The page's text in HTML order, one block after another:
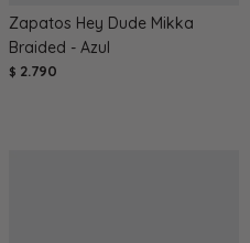
Zapatos Hey Dude Mikka
Braided - Azul
$ 2.790